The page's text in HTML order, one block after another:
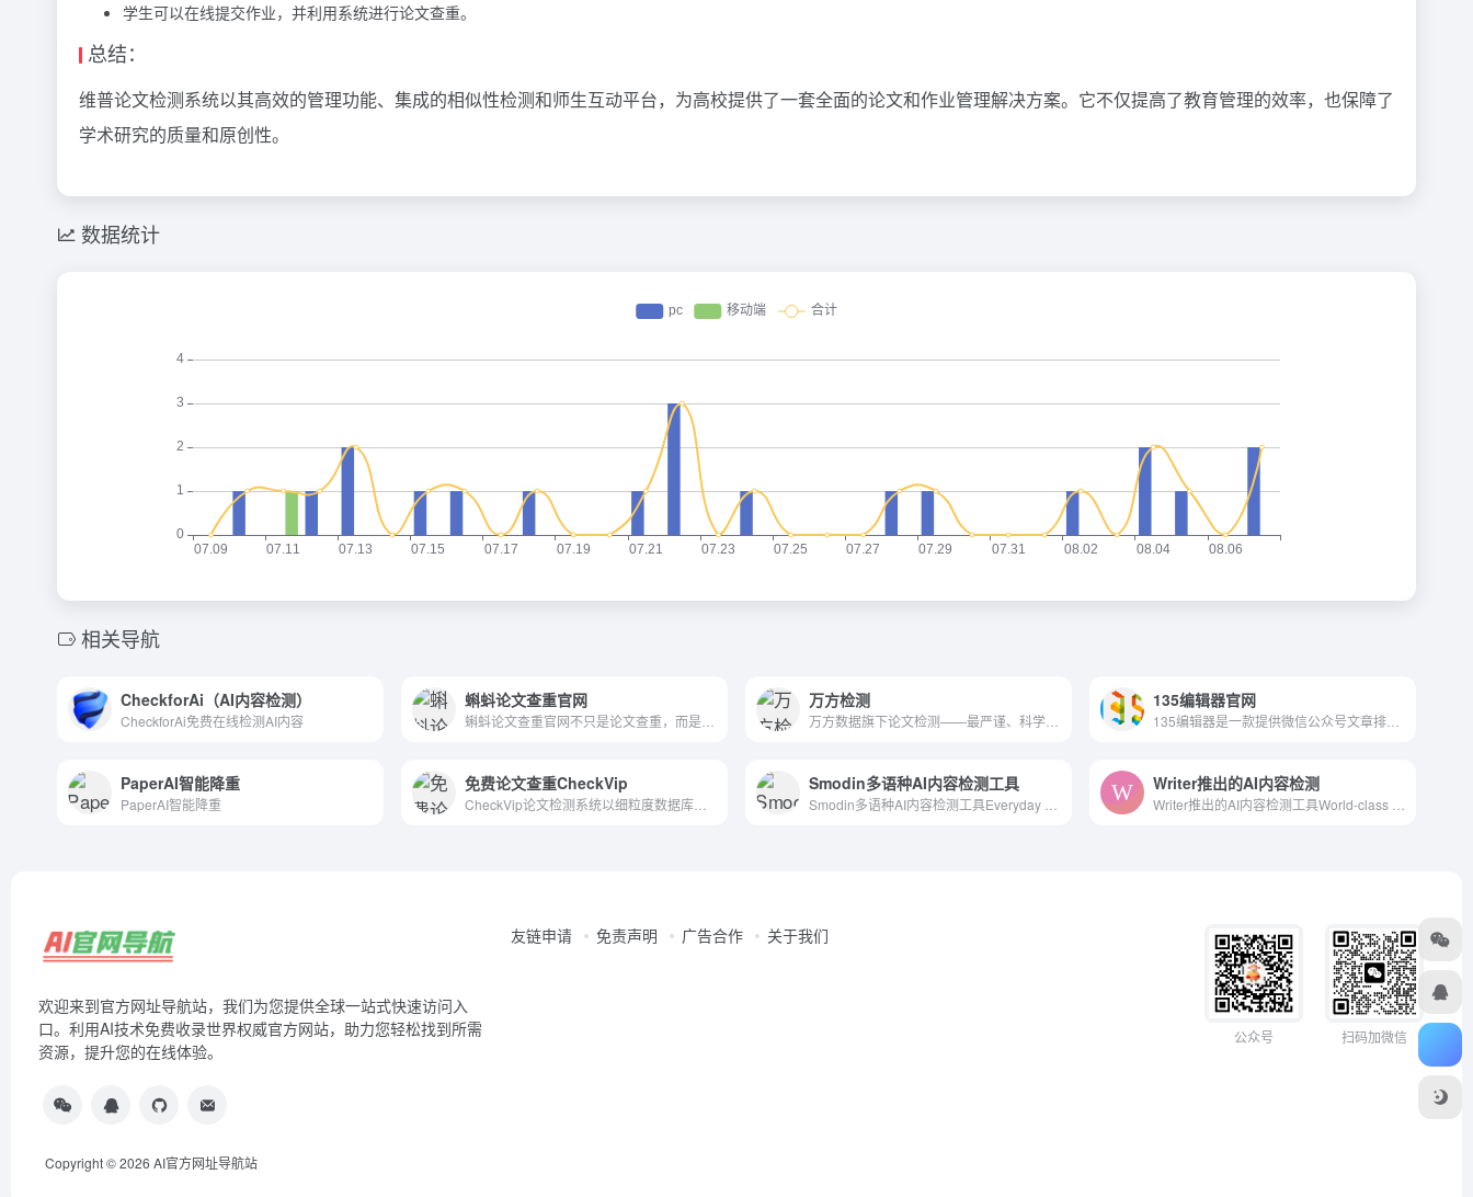
学生可以在线提交作业，并利用系统进行论文查重。
总结：
维普论文检测系统以其高效的管理功能、集成的相似性检测和师生互动平台，为高校提供了一套全面的论文和作业管理解决方案。它不仅提高了教育管理的效率，也保障了
学术研究的质量和原创性。
数据统计
相关导航
CheckforAi（AI内容检测）
CheckforAi免费在线检测AI内容
蝌蚪论文查重官网 万方检测 135编辑器官网
PaperAI智能降重
PaperAI智能降重
免费论文查重CheckVip Smodin多语种AI内容检测工具 Writer推出的AI内容检测
欢迎来到官方网址导航站，我们为您提供全球一站式快速访问入
口。利用AI技术免费收录世界权威官方网站，助力您轻松找到所需
资源，提升您的在线体验。
友链申请 免责声明 广告合作 关于我们
公众号 扫码加微信
Copyright © 2026 AI官方网址导航站